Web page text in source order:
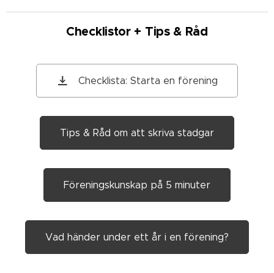
Checklistor + Tips & Råd
Checklista: Starta en förening
Tips & Råd om att skriva stadgar
Föreningskunskap på 5 minuter
Vad händer under ett år i en förening?